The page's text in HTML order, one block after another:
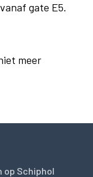
gate E5.
meer
op Schiphol